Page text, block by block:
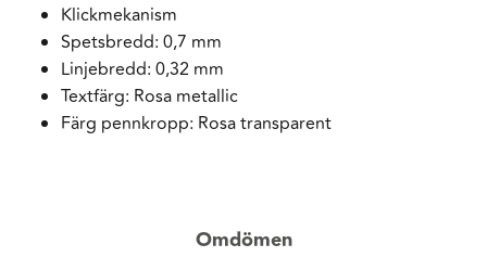
Klickmekanism
Spetsbredd: 0,7 mm
Linjebredd: 0,32 mm
Textfärg: Rosa metallic
Färg pennkropp: Rosa transparent
Omdömen